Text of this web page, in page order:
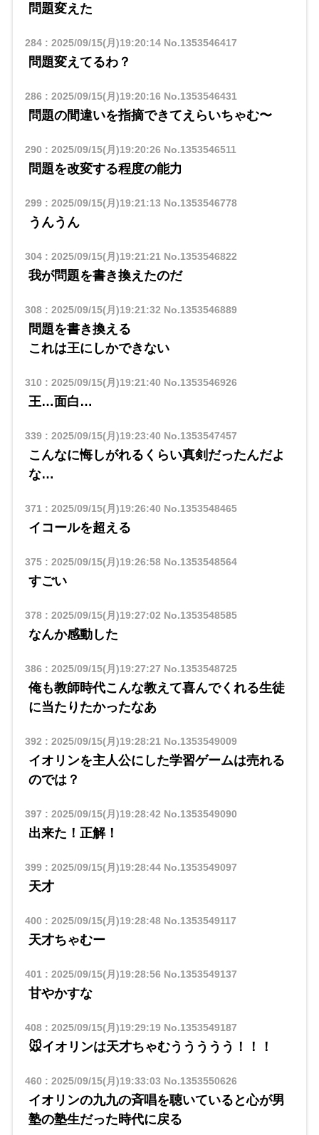
問題変えた
284: 2025/09/15(月)19:20:14No.1353546417
問題変えてるわ？
286 : 2025/09/15(月)19:20:16 No.1353546431
問題の間違いを指摘できてえらいちゃむ〜
290 : 2025/09/15(月)19:20:26 No.1353546511
問題を改変する程度の能力
299: 2025/09/15(月)19:21:13 No.1353546778
うんうん
304: 2025/09/15(月)19:21:21 No.1353546822
我が問題を書き換えたのだ
308: 2025/09/15(月)19:21:32 No.1353546889
問題を書き換える
これは王にしかできない
310 : 2025/09/15(月)19:21:40 No.1353546926
王…面白…
339: 2025/09/15(月)19:23:40 No.1353547457
こんなに悔しがれるくらい真剣だったんだよ
な…
371 : 2025/09/15(月)19:26:40 No.1353548465
イコールを超える
375: 2025/09/15(月)19:26:58No.1353548564
すごい
378: 2025/09/15(月)19:27:02 No.1353548585
なんか感動した
386 : 2025/09/15(月)19:27:27 No.1353548725
俺も教師時代こんな教えて喜んでくれる生徒
に当たりたかったなあ
392 : 2025/09/15(月)19:28:21 No.1353549009
イオリンを主人公にした学習ゲームは売れる
のでは？
397 : 2025/09/15(月)19:28:42 No.1353549090
出来た！正解！
399: 2025/09/15(月)19:28:44No.1353549097
天才
400 : 2025/09/15(月)19:28:48No.1353549117
天才ちゃむー
401 : 2025/09/15(月)19:28:56 No.1353549137
甘やかすな
408: 2025/09/15(月)19:29:19No.1353549187
🐭イオリンは天才ちゃむううううう！！！
460 : 2025/09/15(月)19:33:03 No.1353550626
イオリンの九九の斉唱を聴いていると心が男
塾の塾生だった時代に戻る